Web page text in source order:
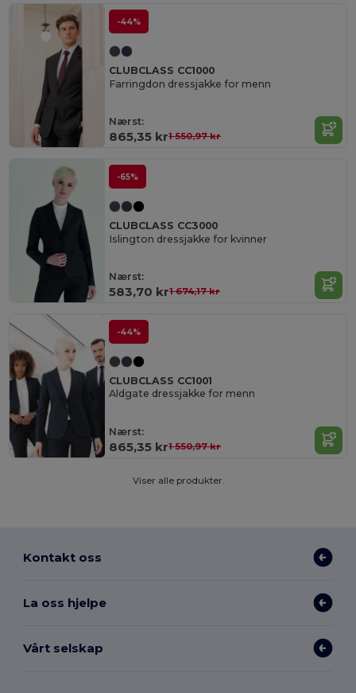
-44%
CLUBCLASS CC1000
Farringdon dressjakke for menn
Nærst:
865,35 kr1 550,97 kr
-65%
CLUBCLASS CC3000
Islington dressjakke for kvinner
Nærst:
583,70 kr1 674,17 kr
-44%
CLUBCLASS CC1001
Aldgate dressjakke for menn
Nærst:
865,35 kr1 550,97 kr
Viser alle produkter.
Kontakt oss
La oss hjelpe
Vårt selskap